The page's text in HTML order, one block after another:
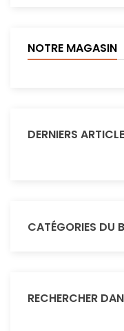
NOTRE MAGASIN
DERNIERS
CATÉGORIES DU
RECHERCHER